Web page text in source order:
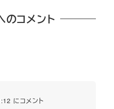
のコメント
にコメント